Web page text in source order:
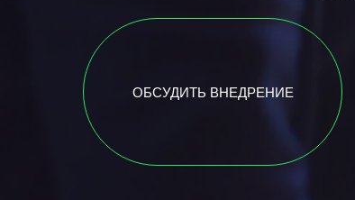
ОБСУДИТЬ ВНЕДРЕНИЕ